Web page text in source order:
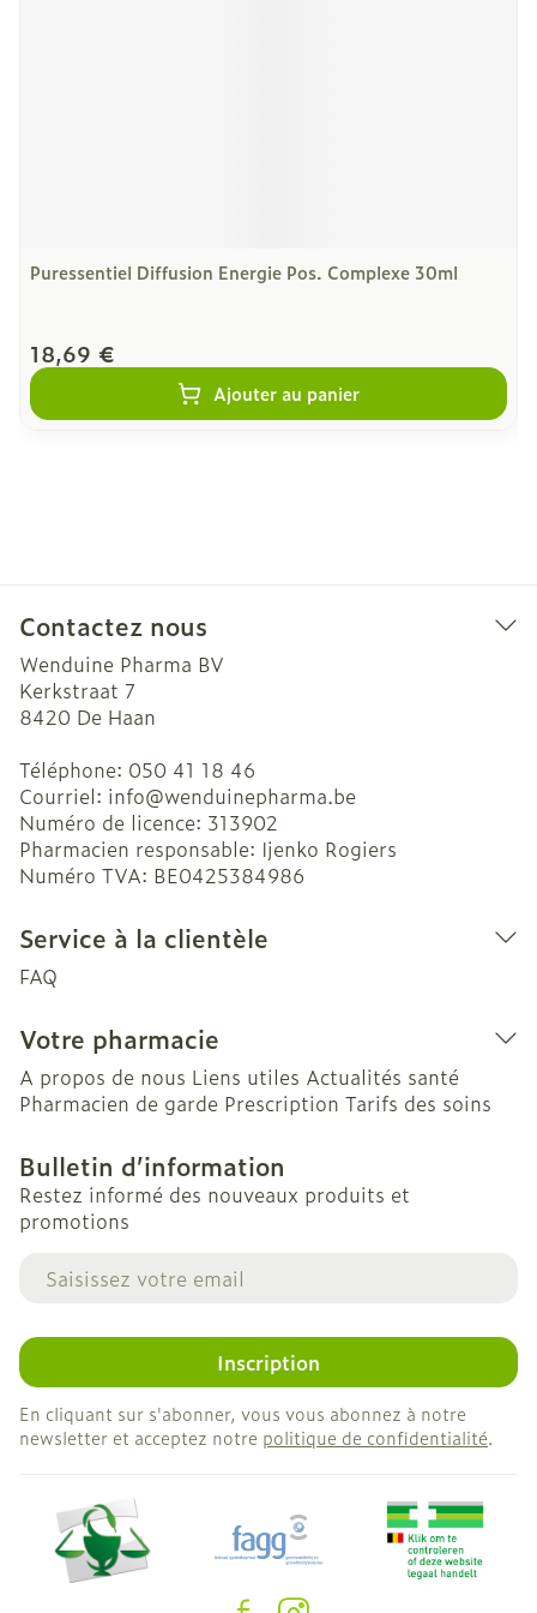
Puressentiel Diffusion Energie Pos. Complexe 30ml
18,69 €
Ajouter au panier
Contactez nous
Wenduine Pharma BV
Kerkstraat 7
8420 De Haan
Téléphone: 050 41 18 46
Courriel: info@wenduinepharma.be
Numéro de licence: 313902
Pharmacien responsable: Ijenko Rogiers
Numéro TVA: BE0425384986
Service à la clientèle
FAQ
Votre pharmacie
A propos de nous Liens utiles Actualités santé
Pharmacien de garde Prescription Tarifs des soins
Bulletin d’information
Restez informé des nouveaux produits et
promotions
Adresse mail
Inscription
En cliquant sur s'abonner, vous vous abonnez à notre
newsletter et acceptez notre politique de confidentialité.